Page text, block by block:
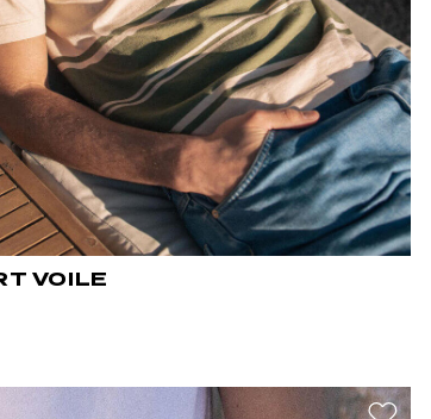
VOILE
M L XL XXL